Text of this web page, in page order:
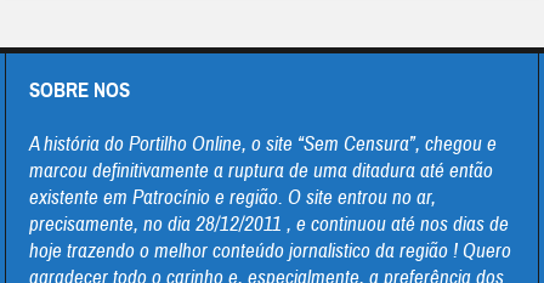
SOBRE NOS
A história do Portilho Online, o site “Sem Censura”, chegou e
marcou definitivamente a ruptura de uma ditadura até então
existente em Patrocínio e região. O site entrou no ar,
precisamente, no dia 28/12/2011 , e continuou até nos dias de
hoje trazendo o melhor conteúdo jornalistico da região ! Quero
agradecer todo o carinho e, especialmente, a preferência dos